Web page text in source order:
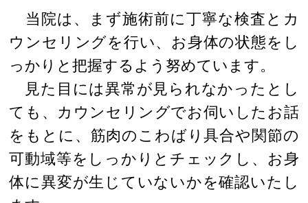
当院は、まず施術前に丁寧な検査とカ
ウンセリングを行い、お身体の状態をし
っかりと把握するよう努めています。
見た目には異常が見られなかったとし
ても、カウンセリングでお伺いしたお話
をもとに、筋肉のこわばり具合や関節の
可動域等をしっかりとチェックし、お身
体に異変が生じていないかを確認いたし